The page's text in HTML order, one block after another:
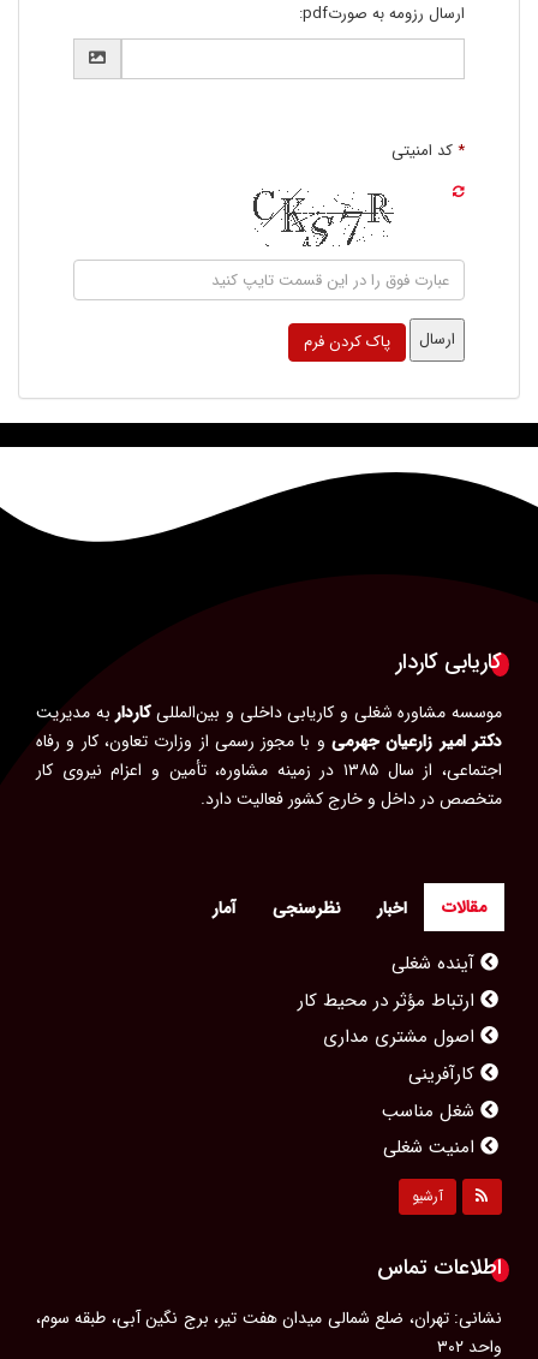
ارسال رزومه به صورتpdf:
*کد امنیتی
کاریابی کاردار
موسسه مشاوره شغلی و کاریابی داخلی و بین‌المللیکاردار به مدیریت
دکتر امیر زارعیان جهرمی و با مجوز رسمی از وزارت تعاون، کار و رفاه
اجتماعی، از سال ۱۳۸۵ در زمینه مشاوره، تأمین و اعزام نیروی کار
متخصص در داخل و خارج کشور فعالیت دارد.
مقالات اخبار نظرسنجی آمار
آینده شغلی
ارتباط مؤثر در محیط کار
اصول مشتری مداری
کارآفرینی
شغل مناسب
امنیت شغلی
مشاغل محبوب بانوان
مصاحبه کاری
پیشرفت شغلی
ویژگی‌های یک مدیر موفق
آرشیو
اطلاعات تماس
نشانی: تهران، ضلع شمالی میدان هفت تیر، برج نگین آبی، طبقه سوم،
واحد ۳۰۲